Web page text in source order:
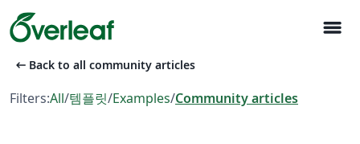
menu
arrow_left_alt Back to all community articles
Filters:All/템플릿/Examples/Community articles